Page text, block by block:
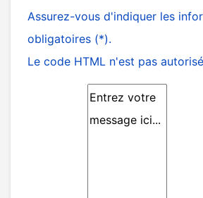
Assurez-vous d'indiquer les
obligatoires (*).
Le code HTML n'est pas